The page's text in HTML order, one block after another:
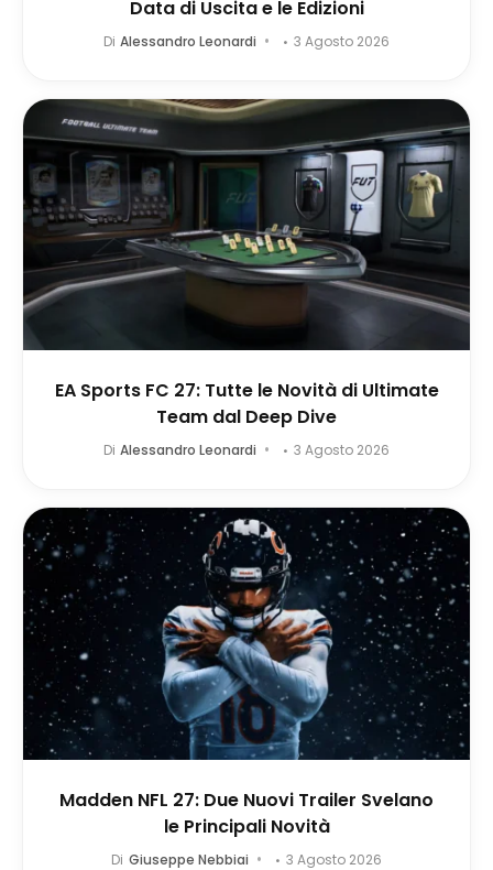
Data di Uscita e le Edizioni
Di Alessandro Leonardi 3 Agosto 2026
EA Sports FC 27: Tutte le Novità di Ultimate
Team dal Deep Dive
Di Alessandro Leonardi 3 Agosto 2026
Madden NFL 27: Due Nuovi Trailer Svelano
le Principali Novità
Di Giuseppe Nebbiai 3 Agosto 2026